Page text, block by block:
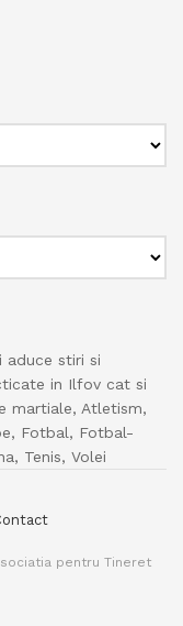
aduce stiri si
in Ilfov cat si
martiale, Atletism,
Fotbal, Fotbal-
Tenis, Volei
pentru Tineret